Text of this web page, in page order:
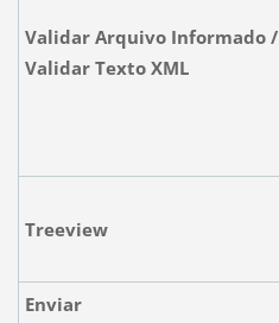
Validar Arquivo Informado /
Validar Texto XML
Treeview
Enviar